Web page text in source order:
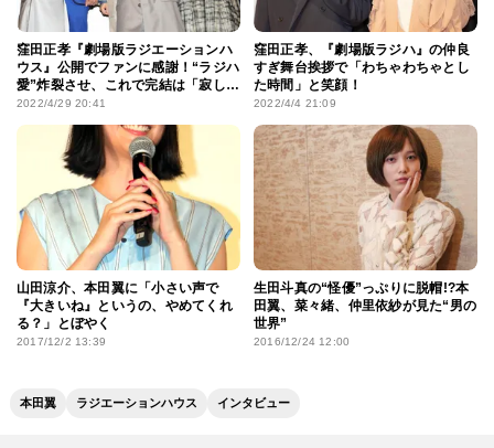
窪田正孝『劇場版ラジエーションハ
ウス』公開でファンに感謝！“ラジハ
愛”炸裂させ、これで完結は「寂し
い」
2022/4/29 20:41
窪田正孝、『劇場版ラジハ』の仲良
すぎ舞台挨拶で「わちゃわちゃとし
た時間」と笑顔！
2022/4/4 21:09
山田涼介、本田翼に「小さい声で
『大きいね』というの、やめてくれ
る？」とぼやく
2017/12/2 13:39
生田斗真の“怪優”っぷりに脱帽!?本
田翼、菜々緒、仲里依紗が見た“男の
世界”
2016/12/24 12:00
本田翼 ラジエーションハウス インタビュー